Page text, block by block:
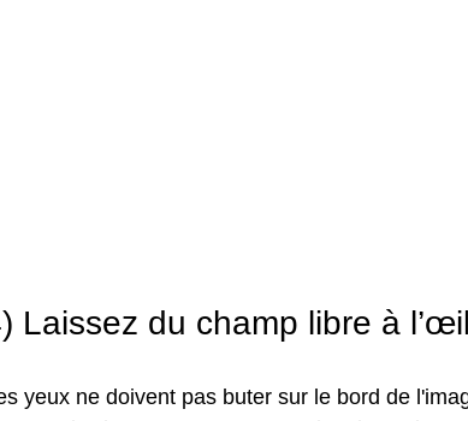
Laissez du champ libre à
yeux ne doivent pas buter sur le bord de